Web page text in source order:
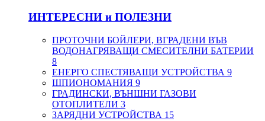
ИНТЕРЕСНИ и ПОЛЕЗНИ
ПРОТОЧНИ БОЙЛЕРИ, ВГРАДЕНИ ВЪВ
ВОДОНАГРЯВАЩИ СМЕСИТЕЛНИ БАТЕРИИ
8
ЕНЕРГО СПЕСТЯВАЩИ УСТРОЙСТВА 9
ШПИОНОМАНИЯ 9
ГРАДИНСКИ, ВЪНШНИ ГАЗОВИ
ОТОПЛИТЕЛИ 3
ЗАРЯДНИ УСТРОЙСТВА 15